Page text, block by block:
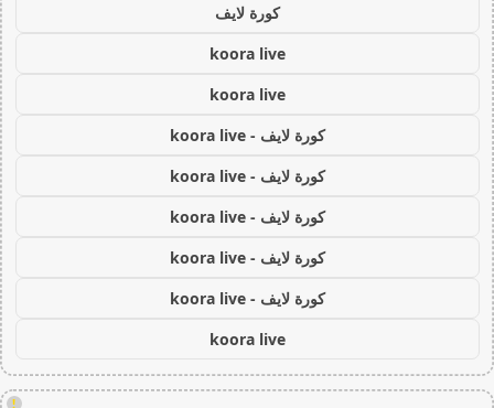
كورة لايف
koora live
koora live
كورة لايف - koora live
كورة لايف - koora live
كورة لايف - koora live
كورة لايف - koora live
كورة لايف - koora live
koora live
!